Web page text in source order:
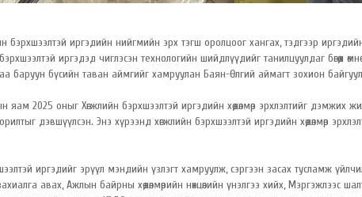
бэрхшээлтэй иргэдийн нийгмийн эрх тэгш оролцоог хангах, тэдгээр
иргэдэд чиглэсэн технологийн шийдлүүдийг танилцуулдаг бөгөөд
баруун бүсийн таван аймгийг хамруулан Баян-Өлгий аймагт зохион
яам 2025 оныг Хөгжлийн бэрхшээлтэй иргэдийн хөдөлмөр эрхлэлтийг дэмжих
дэвшүүлсэн. Энэ хүрээнд хөгжлийн бэрхшээлтэй иргэдийн хөдөлмөр
иргэдийг эрүүл мэндийн үзлэгт хамруулж, сэргээн засах тусламж үйлчилгээ
захиалга авах, Ажлын байрны хөдөлмөрийн нөхцөлийн үнэлгээ хийх, Мэргэжлээс